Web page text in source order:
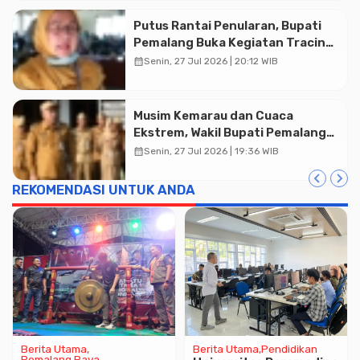
Advertisment
Putus Rantai Penularan, Bupati
Pemalang Buka Kegiatan Tracing
TBC Terintegrasi di Mulyoharjo
calendar_monthSenin, 27 Jul 2026 | 20:12 WIB
Musim Kemarau dan Cuaca
Ekstrem, Wakil Bupati Pemalang
Ingatkan ASN Waspada Bahaya
calendar_monthSenin, 27 Jul 2026 | 19:36 WIB
REKOMENDASI UNTUK ANDA
Berita Utama
Berita Utama Pendidikan